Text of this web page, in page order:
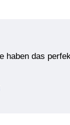
haben das